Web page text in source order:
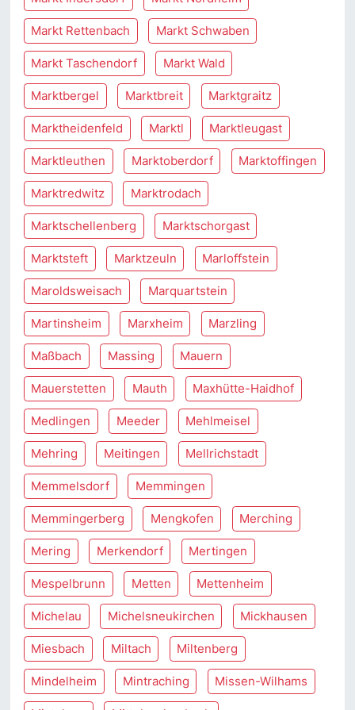
Markt Rettenbach Markt Schwaben
Markt Taschendorf Markt Wald
Marktbergel Marktbreit Marktgraitz
Marktheidenfeld Marktl Marktleugast
Marktleuthen Marktoberdorf Marktoffingen
Marktredwitz Marktrodach
Marktschellenberg Marktschorgast
Marktsteft Marktzeuln Marloffstein
Maroldsweisach Marquartstein
Martinsheim Marxheim Marzling
Maßbach Massing Mauern
Mauerstetten Mauth Maxhütte-Haidhof
Medlingen Meeder Mehlmeisel
Mehring Meitingen Mellrichstadt
Memmelsdorf Memmingen
Memmingerberg Mengkofen Merching
Mering Merkendorf Mertingen
Mespelbrunn Metten Mettenheim
Michelau Michelsneukirchen Mickhausen
Miesbach Miltach Miltenberg
Mindelheim Mintraching Missen-Wilhams